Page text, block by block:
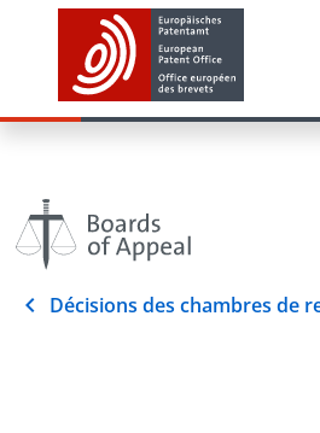
Décisions des chambres de